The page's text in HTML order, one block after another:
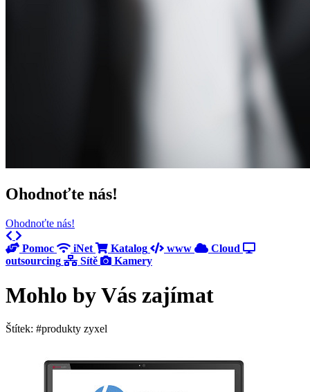
Ohodnoťte nás!
Ohodnoťte nás!
Previous
Pomoc
iNet Katalog www
Cloud
outsourcing
Sítě Kamery
Mohlo by Vás zajímat
Štítek: #produkty zyxel